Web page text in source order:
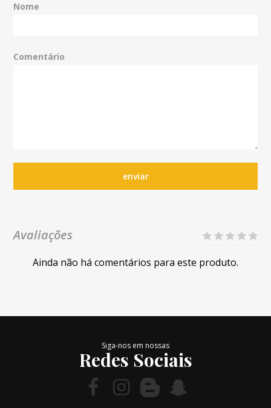
Nome
Comentário
enviar
Avaliações
Ainda não há comentários para este produto.
Siga-nos em nossas
Redes Sociais